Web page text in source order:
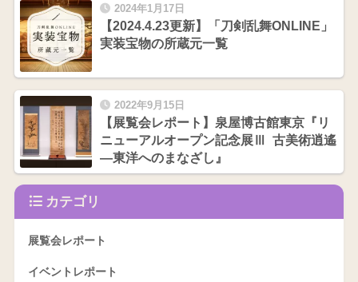
2024年1月17日
【2024.4.23更新】「刀剣乱舞ONLINE」
実装宝物の所蔵元一覧
2022年9月15日
【展覧会レポート】泉屋博古館東京『リ
ニューアルオープン記念展Ⅲ 古美術逍遙
―東洋へのまなざし』
カテゴリ
展覧会レポート
イベントレポート